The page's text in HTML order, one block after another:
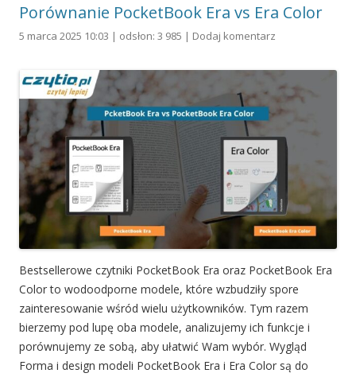
Porównanie PocketBook Era vs Era Color
5 marca 2025 10:03 | odsłon: 3 985 | Dodaj komentarz
Bestsellerowe czytniki PocketBook Era oraz PocketBook Era
Color to wodoodporne modele, które wzbudziły spore
zainteresowanie wśród wielu użytkowników. Tym razem
bierzemy pod lupę oba modele, analizujemy ich funkcje i
porównujemy ze sobą, aby ułatwić Wam wybór. Wygląd
Forma i design modeli PocketBook Era i Era Color są do